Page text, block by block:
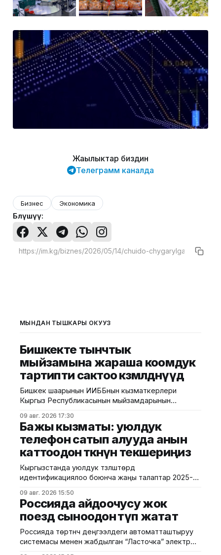
Жаңылыктар биздин
Телеграмм каналда
Бизнес Экономика
Бөлүшүү:
МЫНДАН ТЫШКАРЫ ОКУҢУЗ
Бишкекте тынчтык
мыйзамына жараша коомдук
тартипти сактоо көзөмөлдөнүүдө
Бишкек шаарынын ИИББнын кызматкерлери
Кыргыз Республикасынын мыйзамдарынын
тартипти сактоону камсыз кылуу боюнча түшүндүрүү
иштерине багытталган профилактикалык иш-
чараларды өткөрүшүүдө. Шаардык милициянын
маалыматына ылайык, иш-чаралардын жүрүшүндө
милиция кызматкерлери борбор калаадагы бир
катар түнкү жана көңүл ачуучу жайларга барып,
алардын ээлери, администраторлору жана
кызматкерлери менен
09 авг. 2026 17:30
Бажы кызматы: уюлдук
телефон сатып алууда анын
каттоодон өткөнүн текшериңиз
Кыргызстанда уюлдук түзүлүштөрдү
идентификациялоо боюнча жаңы талаптар 2025-
байланыштуу Бажы кызматы жарандарды
смартфон сатып алууда анын расмий түрдө өлкөгө
киргизилгенине жана каттоодон өткөнүнө көңүл
максаты — уюлдук түзүлүштөрдүн мыйзамдуу
жүгүртүлүшүн камсыз кылуу, контрабандага бөгөт коюу
09 авг. 2026 15:50
Россияда айдоочусу жок
поезд сыноодон өтүп жатат
Россияда төртүнчү деңгээлдеги автоматташтыруу
системасы менен жабдылган “Ласточка” электр